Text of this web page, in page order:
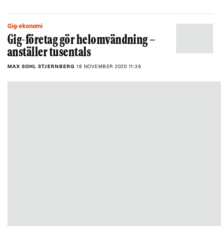
Gig-ekonomi
Gig-företag gör helomvändning –
anställer tusentals
MAX SOHL STJERNBERG 18 NOVEMBER 2020 11:36